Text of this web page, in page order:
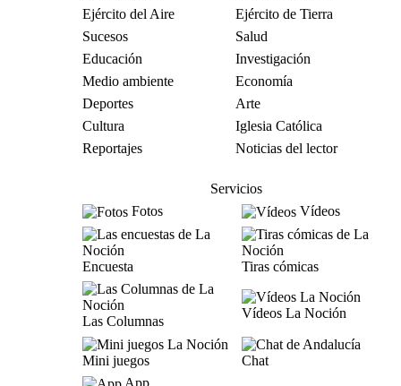
Ejército del Aire
Ejército de Tierra
Sucesos
Salud
Educación
Investigación
Medio ambiente
Economía
Deportes
Arte
Cultura
Iglesia Católica
Reportajes
Noticias del lector
Servicios
Fotos
Vídeos
Encuesta Tiras cómicas
Las Columnas
Vídeos La Noción
Mini juegos
Chat
App